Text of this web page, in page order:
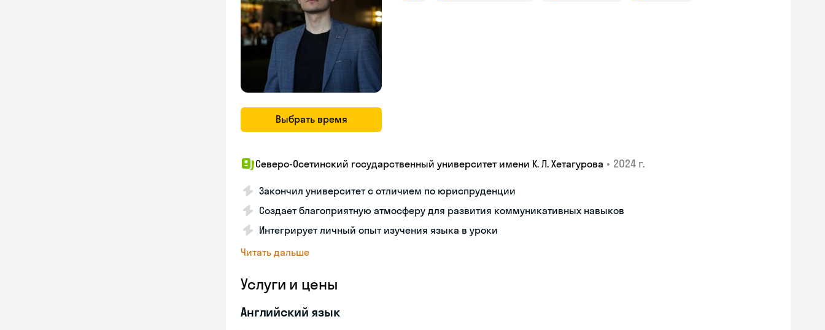
Выбрать время
Северо-Осетинский государственный университет имени К. Л. Хетагурова • 2024 г.
Закончил университет с отличием по юриспруденции
Создает благоприятную атмосферу для развития коммуникативных навыков
Интегрирует личный опыт изучения языка в уроки
Читать дальше
Услуги и цены
Английский язык